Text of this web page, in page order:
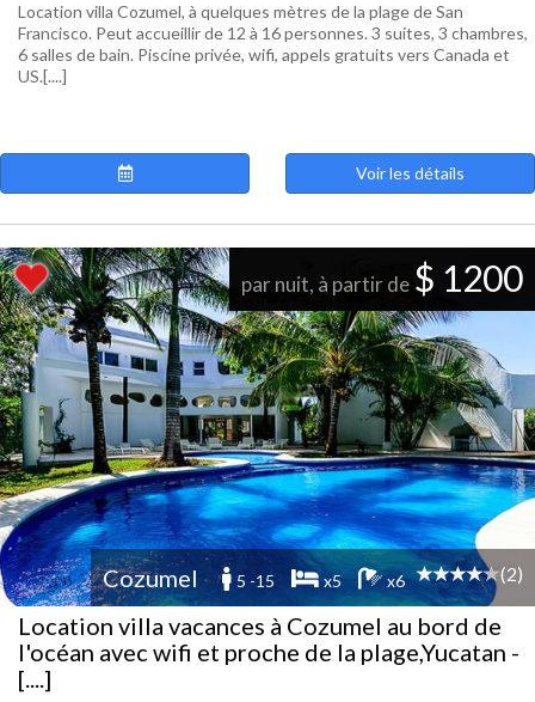
Location villa Cozumel, à quelques mètres de la plage de San
Francisco. Peut accueillir de 12 à 16 personnes. 3 suites, 3 chambres,
6 salles de bain. Piscine privée, wifi, appels gratuits vers Canada et
US.[....]
Voir les détails
par nuit, à partir de $ 1200
Cozumel 5 -15 x5 x6 (2)
Location villa vacances à Cozumel au bord de
l'océan avec wifi et proche de la plage,Yucatan -
[....]